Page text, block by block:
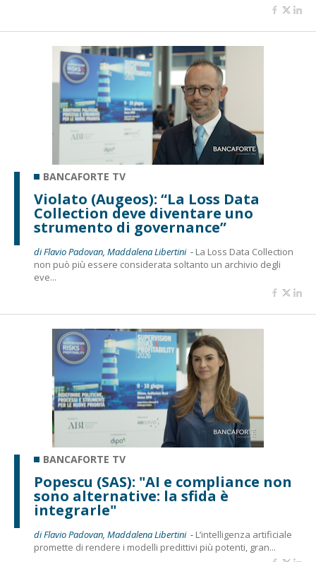
BANCAFORTE TV
Violato (Augeos): “La Loss Data
Collection deve diventare uno
strumento di governance”
di Flavio Padovan, Maddalena Libertini - La Loss Data Collection
non può più essere considerata soltanto un archivio degli
eve...
BANCAFORTE TV
Popescu (SAS): "AI e compliance non
sono alternative: la sfida è
integrarle"
di Flavio Padovan, Maddalena Libertini - L’intelligenza artificiale
promette di rendere i modelli predittivi più potenti, gran...